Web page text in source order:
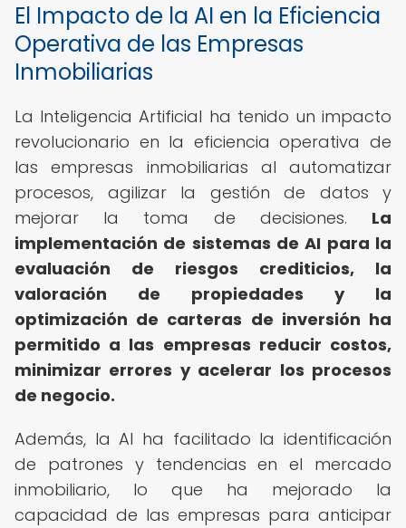
El Impacto de la AI en la Eficiencia
Operativa de las Empresas
Inmobiliarias
La Inteligencia Artificial ha tenido un impacto
revolucionario en la eficiencia operativa de
las empresas inmobiliarias al automatizar
procesos, agilizar la gestión de datos y
mejorar la toma de decisiones. La
implementación de sistemas de AI para la
evaluación de riesgos crediticios, la
valoración de propiedades y la
optimización de carteras de inversión ha
permitido a las empresas reducir costos,
minimizar errores y acelerar los procesos
de negocio.
Además, la AI ha facilitado la identificación
de patrones y tendencias en el mercado
inmobiliario, lo que ha mejorado la
capacidad de las empresas para anticipar